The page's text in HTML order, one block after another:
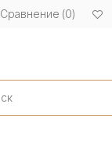
Сравнение (0)